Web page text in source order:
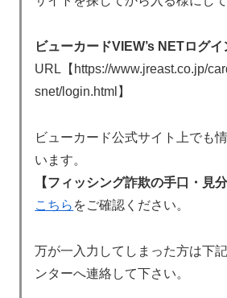
ビューカードVIEW’s NETログイ
URL【https://www.jreast.co.jp/
snet/login.html】
ビューカード公式サイト上でも
います。
【フィッシング詐欺の手口・見
こちら をご確認ください。
万が一入力してしまった方は下
ンターへ連絡して下さい。